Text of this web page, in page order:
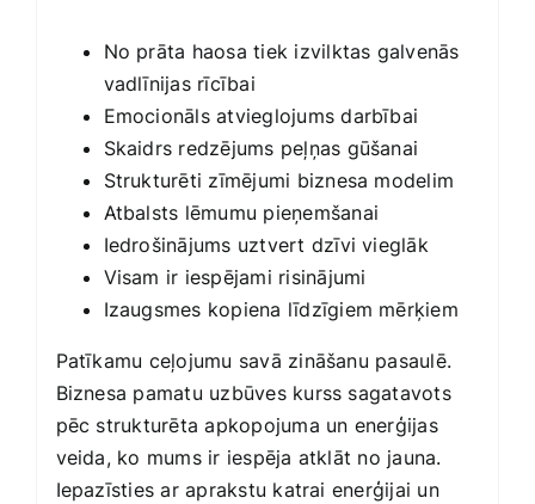
No prāta haosa tiek izvilktas galvenās
vadlīnijas rīcībai
Emocionāls atvieglojums darbībai
Skaidrs redzējums peļņas gūšanai
Strukturēti zīmējumi biznesa modelim
Atbalsts lēmumu pieņemšanai
Iedrošinājums uztvert dzīvi vieglāk
Visam ir iespējami risinājumi
Izaugsmes kopiena līdzīgiem mērķiem
Patīkamu ceļojumu savā zināšanu pasaulē.
Biznesa pamatu uzbūves kurss sagatavots
pēc strukturēta apkopojuma un enerģijas
veida, ko mums ir iespēja atklāt no jauna.
Iepazīsties ar aprakstu katrai enerģijai un